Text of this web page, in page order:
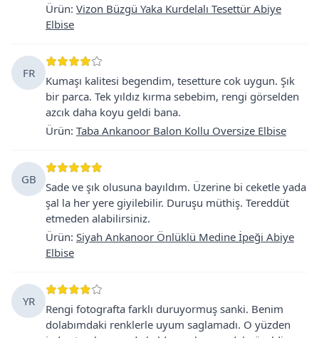
Ürün: Vizon Büzgü Yaka Kurdelalı Tesettür Abiye
Elbise
FR
Kumaşı kalitesi begendim, tesetture cok uygun. Şık
bir parca. Tek yıldız kırma sebebim, rengi görselden
azcık daha koyu geldi bana.
Ürün: Taba Ankanoor Balon Kollu Oversize Elbise
GB
Sade ve şık olusuna bayıldım. Üzerine bi ceketle yada
şal la her yere giyilebilir. Duruşu müthiş. Tereddüt
etmeden alabilirsiniz.
Ürün: Siyah Ankanoor Önlüklü Medine İpeği Abiye
Elbise
YR
Rengi fotografta farklı duruyormuş sanki. Benim
dolabımdaki renklerle uyum saglamadı. O yüzden